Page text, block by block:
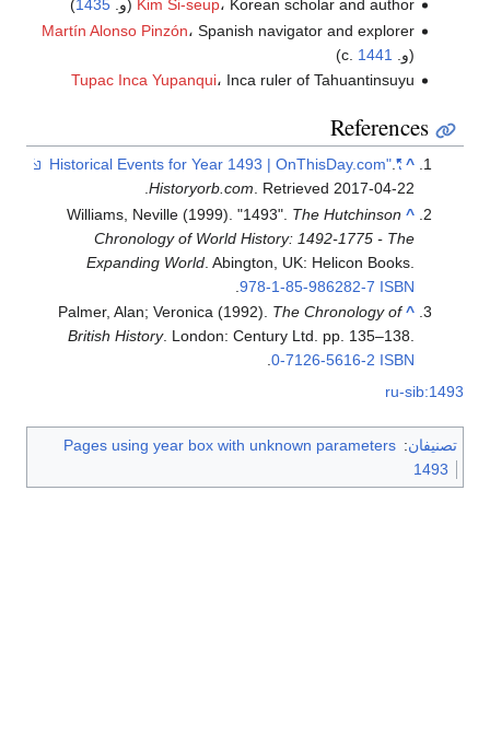
Kim Si-seup، Korean scholar and author (و. 1435
)
Martín Alonso Pinzón، Spanish navigator and explorer
(و. c.
1441
)
Tupac Inca Yupanqui، Inca ruler of Tahuantinsuyu
References
^
"Historical Events for Year 1493 | OnThisDay.com"
.
Historyorb.com. Retrieved2017-04-22
.
^
Williams, Neville (1999). "1493". The Hutchinson
Chronology of World History: 1492-1775 - The
Expanding World . Abington, UK: Helicon Books.
ISBN
978-1-85-986282-7
.
^
Palmer, Alan; Veronica (1992). The Chronology of
British History. London: Century Ltd. pp. 135–138.
ISBN
0-7126-5616-2
.
ru-sib:1493
تصنيفان:
Pages using year box with unknown parameters
1493